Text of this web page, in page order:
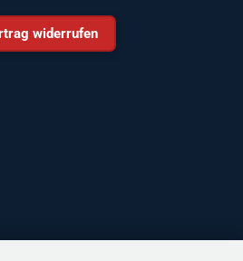
widerrufen